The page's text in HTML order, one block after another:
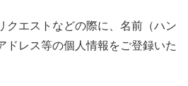
クエストなどの際に、名前（ハン
ドレス等の個人情報をご登録いた